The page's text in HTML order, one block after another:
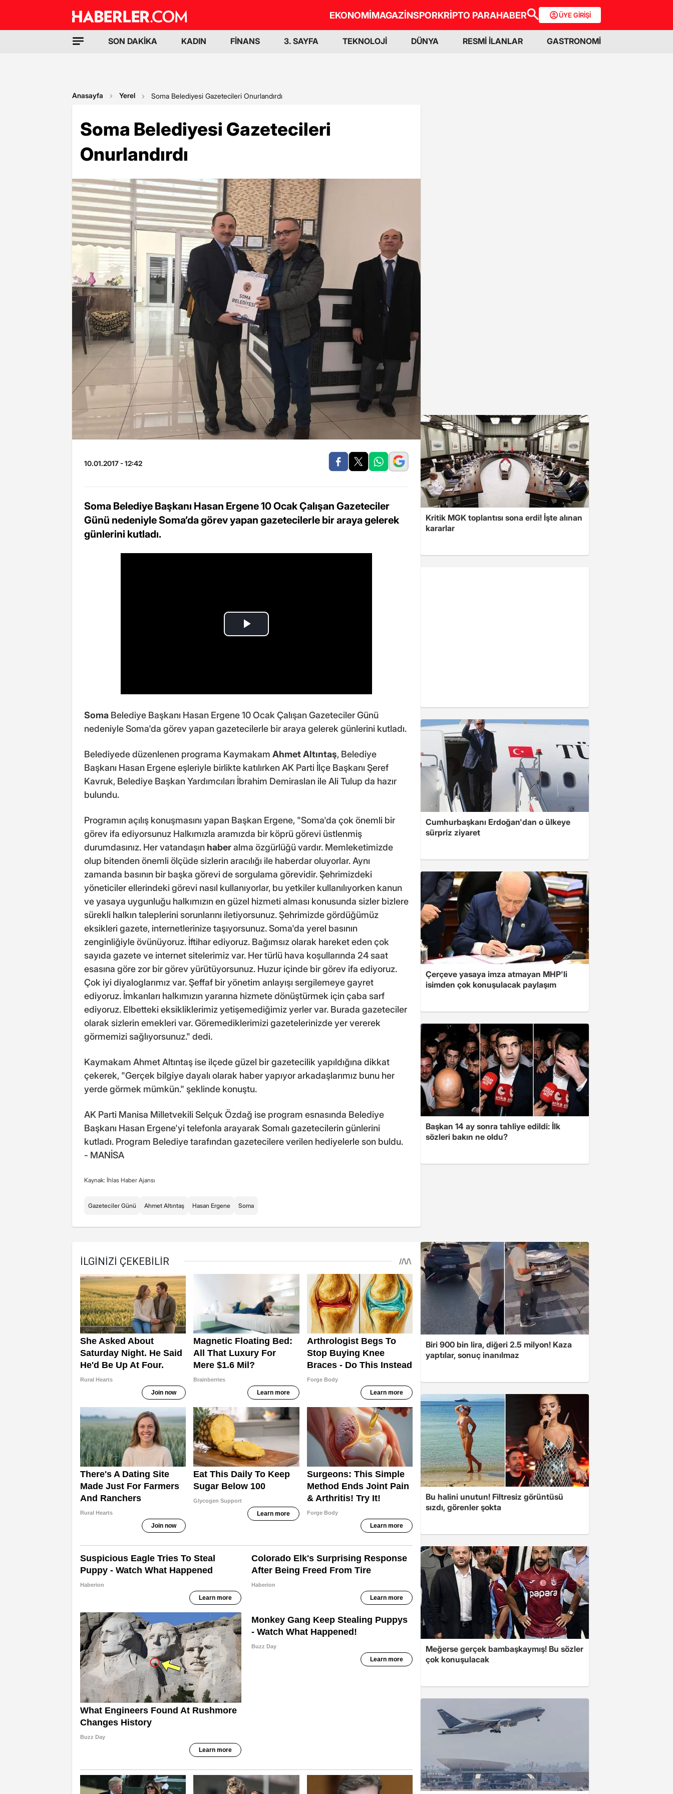
EKONOMİMAGAZİNSPORKRİPTO PARAHABER ÜYE GİRİŞİ
SON DAKİKA KADIN FİNANS 3. SAYFA TEKNOLOJİ DÜNYA RESMİ İLANLAR GASTRONOMİ
Anasayfa Yerel Soma Belediyesi Gazetecileri Onurlandırdı
Soma Belediyesi Gazetecileri
Onurlandırdı
10.01.2017 - 12:42
Soma Belediye Başkanı Hasan Ergene 10 Ocak Çalışan Gazeteciler
Günü nedeniyle Soma’da görev yapan gazetecilerle bir araya gelerek
günlerini kutladı.
Soma Belediye Başkanı Hasan Ergene 10 Ocak Çalışan Gazeteciler Günü
nedeniyle Soma'da görev yapan gazetecilerle bir araya gelerek günlerini kutladı.
Belediyede düzenlenen programa Kaymakam Ahmet Altıntaş, Belediye
Başkanı Hasan Ergene eşleriyle birlikte katılırken AK Parti İlçe Başkanı Şeref
Kavruk, Belediye Başkan Yardımcıları İbrahim Demiraslan ile Ali Tulup da hazır
bulundu.
Programın açılış konuşmasını yapan Başkan Ergene, "Soma'da çok önemli bir
görev ifa ediyorsunuz Halkımızla aramızda bir köprü görevi üstlenmiş
durumdasınız. Her vatandaşın haberalma özgürlüğü vardır. Memleketimizde
olup bitenden önemli ölçüde sizlerin aracılığı ile haberdar oluyorlar. Aynı
zamanda basının bir başka görevi de sorgulama görevidir. Şehrimizdeki
yöneticiler ellerindeki görevi nasıl kullanıyorlar, bu yetkiler kullanılıyorken kanun
ve yasaya uygunluğu halkımızın en güzel hizmeti alması konusunda sizler bizlere
sürekli halkın taleplerini sorunlarını iletiyorsunuz. Şehrimizde gördüğümüz
eksikleri gazete, internetlerinize taşıyorsunuz. Soma'da yerel basının
zenginliğiyle övünüyoruz. İftihar ediyoruz. Bağımsız olarak hareket eden çok
sayıda gazete ve internet sitelerimiz var. Her türlü hava koşullarında 24 saat
esasına göre zor bir görev yürütüyorsunuz. Huzur içinde bir görev ifa ediyoruz.
Çok iyi diyaloglarımız var. Şeffaf bir yönetim anlayışı sergilemeye gayret
ediyoruz. İmkanları halkımızın yararına hizmete dönüştürmek için çaba sarf
ediyoruz. Elbetteki eksikliklerimiz yetişemediğimiz yerler var. Burada gazeteciler
olarak sizlerin emekleri var. Göremediklerimizi gazetelerinizde yer vererek
görmemizi sağlıyorsunuz." dedi.
Kaymakam Ahmet Altıntaş ise ilçede güzel bir gazetecilik yapıldığına dikkat
çekerek, "Gerçek bilgiye dayalı olarak haber yapıyor arkadaşlarımız bunu her
yerde görmek mümkün." şeklinde konuştu.
AK Parti Manisa Milletvekili Selçuk Özdağ ise program esnasında Belediye
Başkanı Hasan Ergene'yi telefonla arayarak Somalı gazetecilerin günlerini
kutladı. Program Belediye tarafından gazetecilere verilen hediyelerle son buldu.
- MANİSA
Kaynak: İhlas Haber Ajansı
Gazeteciler Günü Ahmet Altıntaş Hasan Ergene Soma
Kritik MGK toplantısı sona erdi! İşte alınan
kararlar
Cumhurbaşkanı Erdoğan'dan o ülkeye
sürpriz ziyaret
Çerçeve yasaya imza atmayan MHP'li
isimden çok konuşulacak paylaşım
Başkan 14 ay sonra tahliye edildi: İlk
sözleri bakın ne oldu?
Biri 900 bin lira, diğeri 2.5 milyon! Kaza
yaptılar, sonuç inanılmaz
Bu halini unutun! Filtresiz görüntüsü
sızdı, görenler şokta
Meğerse gerçek bambaşkaymış! Bu sözler
çok konuşulacak